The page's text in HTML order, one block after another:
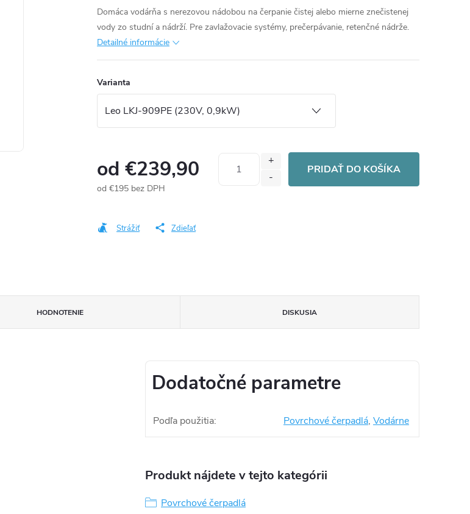
Domáca vodárňa s nerezovou nádobou na čerpanie čistej alebo mierne znečistenej
vody zo studní a nádrží. Pre zavlažovacie systémy, prečerpávanie, retenčné nádrže.
Detailné informácie
Varianta
od €239,90
od €195 bez DPH
PRIDAŤ DO KOŠÍKA
Strážiť Zdieľať
HODNOTENIE DISKUSIA
Dodatočné parametre
Podľa použitia: Povrchové čerpadlá, Vodárne
Produkt nájdete v tejto kategórii
Povrchové čerpadlá